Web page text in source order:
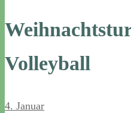
Volleyball
4. Januar